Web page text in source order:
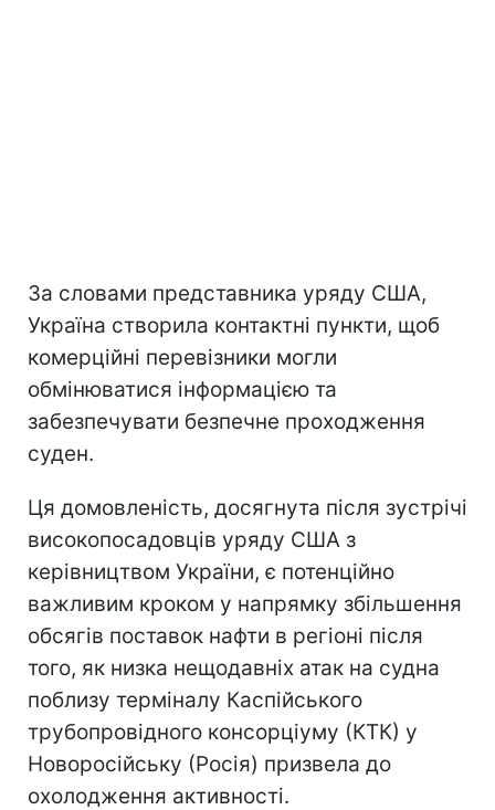
За словами представника уряду США,
Україна створила контактні пункти, щоб
комерційні перевізники могли
обмінюватися інформацією та
забезпечувати безпечне проходження
суден.
Ця домовленість, досягнута після зустрічі
високопосадовців уряду США з
керівництвом України, є потенційно
важливим кроком у напрямку збільшення
обсягів поставок нафти в регіоні після
того, як низка нещодавніх атак на судна
поблизу терміналу Каспійського
трубопровідного консорціуму (КТК) у
Новоросійську (Росія) призвела до
охолодження активності.